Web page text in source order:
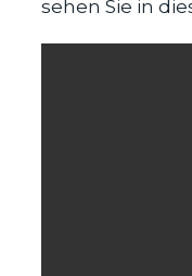
sehen Sie in